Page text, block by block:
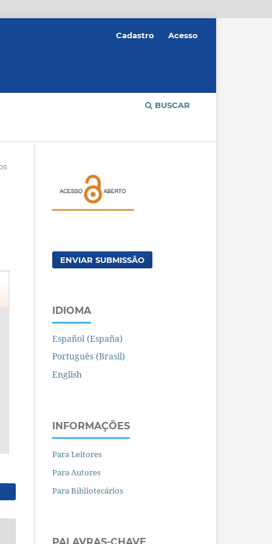
BUSCAR
Cadastro Acesso
ENVIAR SUBMISSÃO
IDIOMA
Español (España)
Português (Brasil)
English
INFORMAÇÕES
Para Leitores
Para Autores
Para Bibliotecários